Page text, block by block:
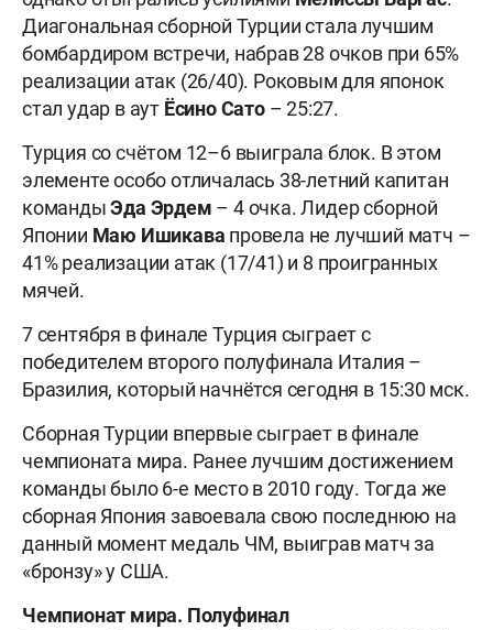
Диагональная сборной Турции стала лучшим
бомбардиром встречи, набрав 28 очков при 65%
реализации атак (26/40). Роковым для японок
стал удар в аут Ёсино Сато– 25:27.
Турция со счётом 12–6 выиграла блок. В этом
элементе особо отличалась 38-летний капитан
командыЭда Эрдем – 4 очка. Лидер сборной
Японии Маю Ишикава провела не лучший матч –
41% реализации атак (17/41) и 8 проигранных
мячей.
7 сентября в финале Турция сыграет с
победителем второго полуфинала Италия –
Бразилия, который начнётся сегодня в 15:30 мск.
Сборная Турции впервые сыграет в финале
чемпионата мира. Ранее лучшим достижением
команды было 6-е место в 2010 году. Тогда же
сборная Япония завоевала свою последнюю на
данный момент медаль ЧМ, выиграв матч за
«бронзу» у США.
Чемпионат мира. Полуфинал